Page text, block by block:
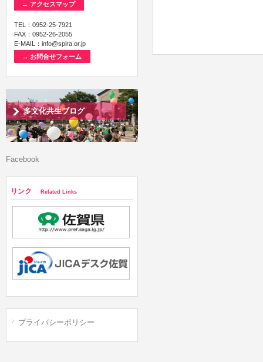
→ アクセスマップ
TEL：0952-25-7921
FAX：0952-26-2055
E-MAIL：info@spira.or.jp
→ お問合せフォーム
多文化共生ブログ
Facebook
リンク Related Links
プライバシーポリシー